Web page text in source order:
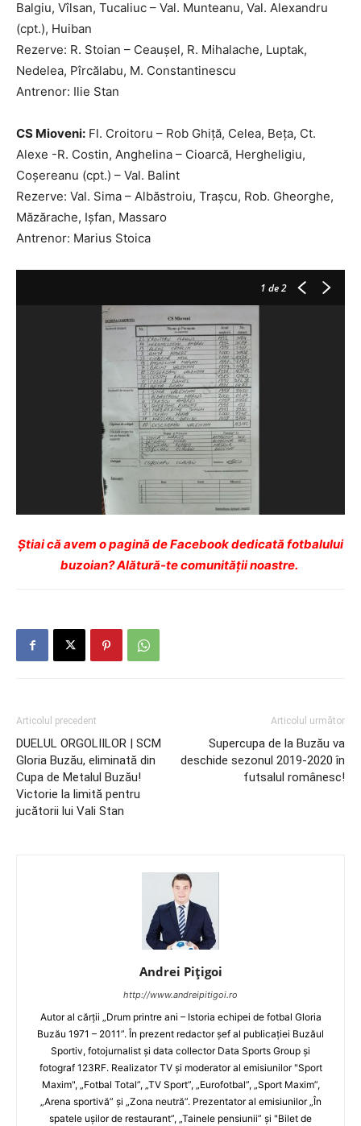
Balgiu, Vîlsan, Tucaliuc – Val. Munteanu, Val. Alexandru
(cpt.), Huiban
Rezerve: R. Stoian – Ceauşel, R. Mihalache, Luptak,
Nedelea, Pîrcălabu, M. Constantinescu
Antrenor: Ilie Stan
CS Mioveni: Fl. Croitoru – Rob Ghiţă, Celea, Beţa, Ct.
Alexe -R. Costin, Anghelina – Cioarcă, Hergheligiu,
Coşereanu (cpt.) – Val. Balint
Rezerve: Val. Sima – Albăstroiu, Traşcu, Rob. Gheorghe,
Măzărache, Işfan, Massaro
Antrenor: Marius Stoica
1 de 2
Ştiai că avem o pagină de Facebook dedicată fotbalului
buzoian? Alătură-te comunității noastre.
Articolul precedent
DUELUL ORGOLIILOR | SCM
Gloria Buzău, eliminată din
Cupa de Metalul Buzău!
Victorie la limită pentru
jucătorii lui Vali Stan
Articolul următor
Supercupa de la Buzău va
deschide sezonul 2019-2020 în
futsalul românesc!
Andrei Pițigoi
http://www.andreipitigoi.ro
Autor al cărţii „Drum printre ani – Istoria echipei de fotbal Gloria
Buzău 1971 – 2011”. În prezent redactor şef al publicaţiei Buzăul
Sportiv, fotojurnalist şi data collector Data Sports Group şi
fotograf 123RF. Realizator TV şi moderator al emisiunilor "Sport
Maxim", „Fotbal Total”, „TV Sport”, „Eurofotbal”, „Sport Maxim”,
„Arena sportivă” şi „Zona neutră”. Prezentator al emisiunilor „În
spatele uşilor de restaurant”, „Tainele pensiunii” şi "Bilet de